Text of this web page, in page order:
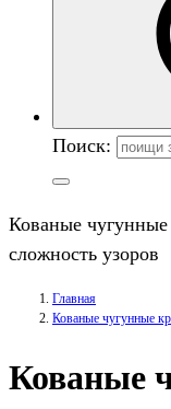
Поиск:
Кованые
сложность узоров
Главная
Кованые чугунные
Кованые